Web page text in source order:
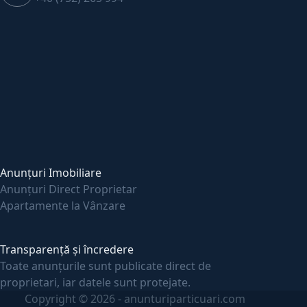
Anunțuri Imobiliare
Anunțuri Direct Proprietar
Apartamente la Vânzare
Transparență și încredere
Toate anunțurile sunt publicate direct de
proprietari, iar datele sunt protejate.
Copyright © 2026 - anunturiparticuari.com